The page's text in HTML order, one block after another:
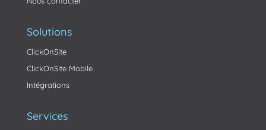
Solutions
ClickOnSite
ClickOnSite Mobile
Intégrations
Services